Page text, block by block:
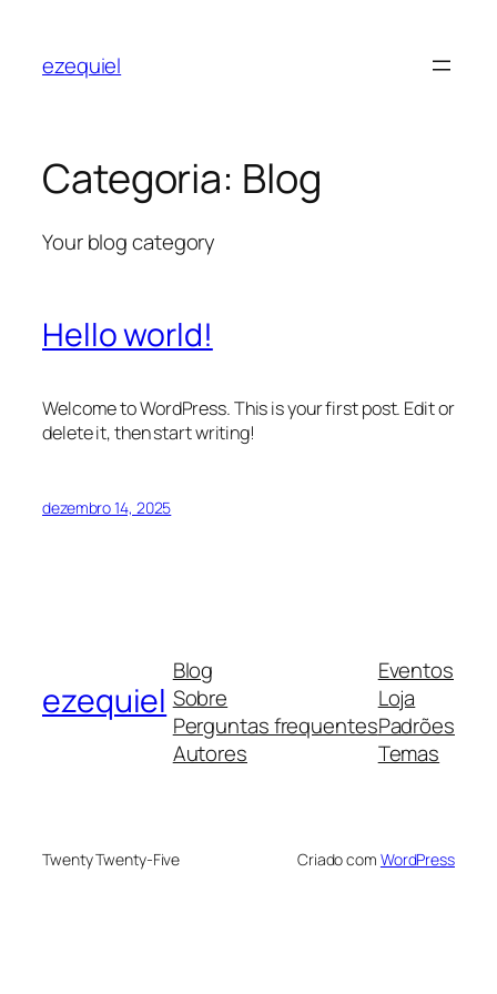
ezequiel
Categoria: Blog
Your blog category
Hello world!
Welcome to WordPress. This is your first post. Edit or
delete it, then start writing!
dezembro 14, 2025
ezequiel
Blog
Sobre
Perguntas frequentes
Autores
Eventos
Loja
Padrões
Temas
Twenty Twenty-Five Criado com WordPress